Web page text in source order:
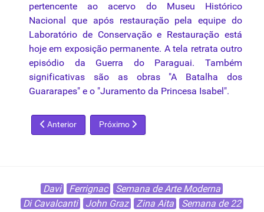
pertencente ao acervo do Museu Histórico
Nacional que após restauração pela equipe do
Laboratório de Conservação e Restauração está
hoje em exposição permanente. Atela retrata outro
episódio da Guerra do Paraguai. Também
significativas são as obras "A Batalha dos
Guararapes" e o "Juramento da Princesa Isabel".
Artigo anterior: Ticiano
Anterior Próximo artigo: Vincent Willem Van Gogh
Próximo
Davi Ferrignac
Semana de Arte Moderna
Di Cavalcanti
John Graz Zina Aita
Semana de 22